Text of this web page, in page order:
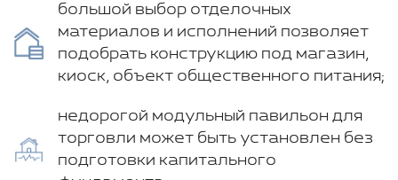
большой выбор отделочных
материалов и исполнений позволяет
подобрать конструкцию под магазин,
киоск, объект общественного питания;
недорогой модульный павильон для
торговли может быть установлен без
подготовки капитального